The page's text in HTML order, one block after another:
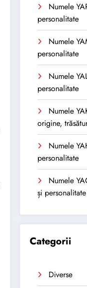
Numele
personalitate
Numele
personalitate
Numele
personalitate
Numele
origine,
Numele
personalitate
Numele
și personalitate
Categorii
Diverse